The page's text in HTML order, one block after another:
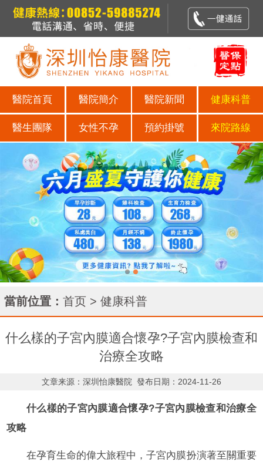
醫院首頁 醫院簡介 醫院新聞 健康科普
醫生團隊 女性不孕 預約掛號 來院路線
當前位置： 首页 > 健康科普
什么樣的子宮內膜適合懷孕?子宮內膜檢查和
治療全攻略
文章来源：深圳怡康醫院 發布日期：2024-11-26
什么樣的子宮內膜適合懷孕?子宮內膜檢查和治療全
攻略
在孕育生命的偉大旅程中，子宮內膜扮演著至關重要